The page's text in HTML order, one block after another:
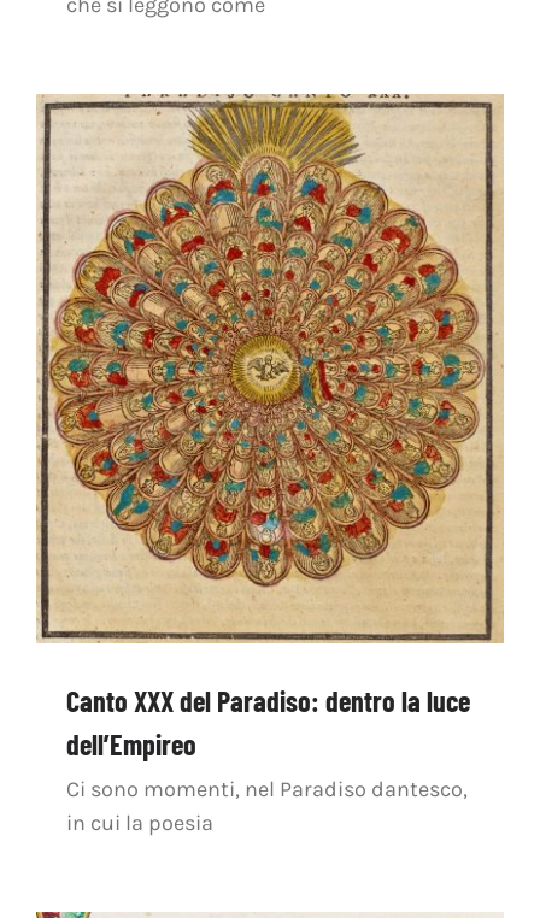
Canto XXX del Paradiso: dentro la luce
dell’Empireo
Ci sono momenti, nel Paradiso dantesco,
in cui la poesia